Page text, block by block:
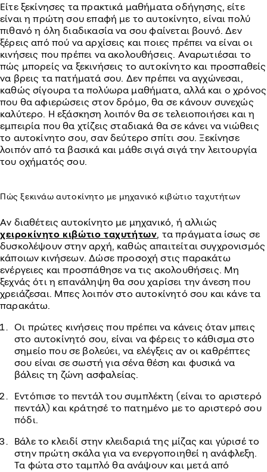
Είτε ξεκίνησες τα πρακτικά μαθήματα οδήγησης, είτε
είναι η πρώτη σου επαφή με το αυτοκίνητο, είναι πολύ
πιθανό η όλη διαδικασία να σου φαίνεται βουνό. Δεν
ξέρεις από πού να αρχίσεις και ποιες πρέπει να είναι οι
κινήσεις που πρέπει να ακολουθήσεις. Αναρωτιέσαι το
πώς μπορείς να ξεκινήσεις το αυτοκίνητο και προσπαθείς
να βρεις τα πατήματά σου. Δεν πρέπει να αγχώνεσαι,
καθώς σίγουρα τα πολύωρα μαθήματα, αλλά και ο χρόνος
που θα αφιερώσεις στον δρόμο, θα σε κάνουν συνεχώς
καλύτερο. Η εξάσκηση λοιπόν θα σε τελειοποιήσει και η
εμπειρία που θα χτίζεις σταδιακά θα σε κάνει να νιώθεις
το αυτοκίνητο σου, σαν δεύτερο σπίτι σου. Ξεκίνησε
λοιπόν από τα βασικά και μάθε σιγά σιγά την λειτουργία
του οχήματός σου.
Πώς ξεκινάω αυτοκίνητο με μηχανικό κιβώτιο ταχυτήτων
Αν διαθέτεις αυτοκίνητο με μηχανικό, ή αλλιώς
χειροκίνητο κιβώτιο ταχυτήτων, τα πράγματα ίσως σε
δυσκολέψουν στην αρχή, καθώς απαιτείται συγχρονισμός
κάποιων κινήσεων. Δώσε προσοχή στις παρακάτω
ενέργειες και προσπάθησε να τις ακολουθήσεις. Μη
ξεχνάς ότι η επανάληψη θα σου χαρίσει την άνεση που
χρειάζεσαι. Μπες λοιπόν στο αυτοκίνητό σου και κάνε τα
παρακάτω.
Οι πρώτες κινήσεις που πρέπει να κάνεις όταν μπεις
στο αυτοκίνητό σου, είναι να φέρεις το κάθισμα στο
σημείο που σε βολεύει, να ελέγξεις αν οι καθρέπτες
σου είναι σε σωστή για σένα θέση και φυσικά να
βάλεις τη ζώνη ασφαλείας.
Εντόπισε το πεντάλ του συμπλέκτη (είναι το αριστερό
πεντάλ) και κράτησέ το πατημένο με το αριστερό σου
πόδι.
Βάλε το κλειδί στην κλειδαριά της μίζας και γύρισέ το
στην πρώτη σκάλα για να ενεργοποιηθεί η ανάφλεξη.
Τα φώτα στο ταμπλό θα ανάψουν και μετά από